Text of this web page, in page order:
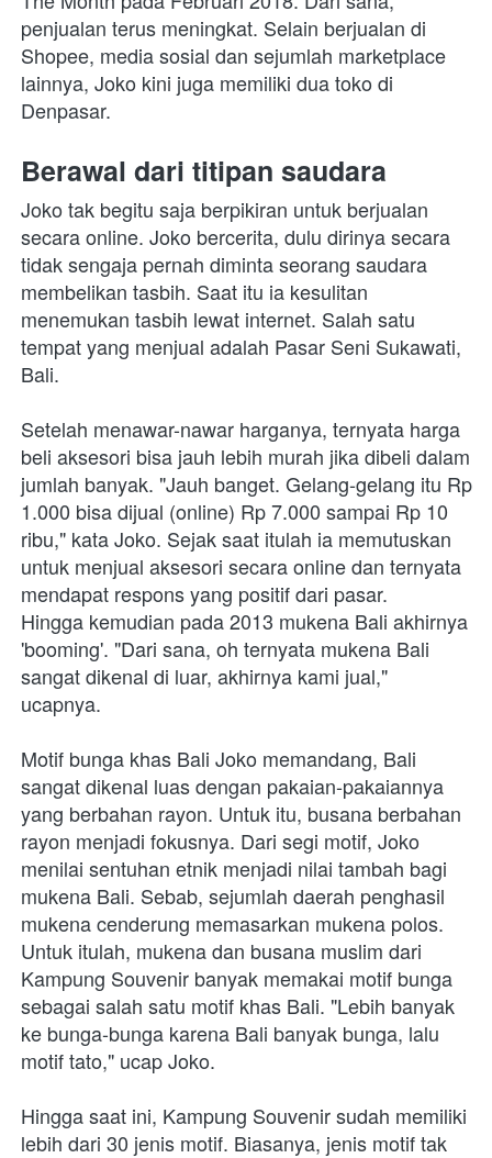
penjualan terus meningkat. Selain berjualan di
Shopee, media sosial dan sejumlah marketplace
lainnya, Joko kini juga memiliki dua toko di
Denpasar.
Berawal dari titipan saudara
Joko tak begitu saja berpikiran untuk berjualan
secara online. Joko bercerita, dulu dirinya secara
tidak sengaja pernah diminta seorang saudara
membelikan tasbih. Saat itu ia kesulitan
menemukan tasbih lewat internet. Salah satu
tempat yang menjual adalah Pasar Seni Sukawati,
Bali.
Setelah menawar-nawar harganya, ternyata harga
beli aksesori bisa jauh lebih murah jika dibeli dalam
jumlah banyak. "Jauh banget. Gelang-gelang itu Rp
1.000 bisa dijual (online) Rp 7.000 sampai Rp 10
ribu," kata Joko. Sejak saat itulah ia memutuskan
untuk menjual aksesori secara online dan ternyata
mendapat respons yang positif dari pasar.
Hingga kemudian pada 2013 mukena Bali akhirnya
'booming'. "Dari sana, oh ternyata mukena Bali
sangat dikenal di luar, akhirnya kami jual,"
ucapnya.
Motif bunga khas Bali Joko memandang, Bali
sangat dikenal luas dengan pakaian-pakaiannya
yang berbahan rayon. Untuk itu, busana berbahan
rayon menjadi fokusnya. Dari segi motif, Joko
menilai sentuhan etnik menjadi nilai tambah bagi
mukena Bali. Sebab, sejumlah daerah penghasil
mukena cenderung memasarkan mukena polos.
Untuk itulah, mukena dan busana muslim dari
Kampung Souvenir banyak memakai motif bunga
sebagai salah satu motif khas Bali. "Lebih banyak
ke bunga-bunga karena Bali banyak bunga, lalu
motif tato," ucap Joko.
Hingga saat ini, Kampung Souvenir sudah memiliki
lebih dari 30 jenis motif. Biasanya, jenis motif tak